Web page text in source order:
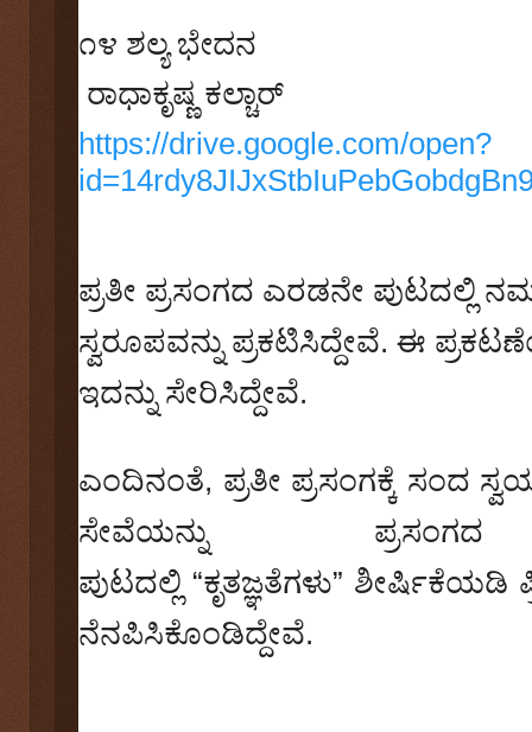
೧೪ ಶಲ್ಯ ಭೇದನ
ರಾಧಾಕೃಷ್ಣ ಕಲ್ಚಾರ್‌
https://drive.google.com/open?
ಪ್ರತೀ ಪ್ರಸಂಗದ ಎರಡನೇ ಪುಟದಲ್ಲಿ
ಸ್ವರೂಪವನ್ನು ಪ್ರಕಟಿಸಿದ್ದೇವೆ. ಈ
ಇದನ್ನು ಸೇರಿಸಿದ್ದೇವೆ.
ಎಂದಿನಂತೆ, ಪ್ರತೀ ಪ್ರಸಂಗಕ್ಕೆ ಸಂದ
ಸೇವೆಯನ್ನು
ಪುಟದಲ್ಲಿ “ಕೃತಜ್ಞತೆಗಳು” ಶೀರ್ಷಿಕೆಯಡಿ
ನೆನಪಿಸಿಕೊಂಡಿದ್ದೇವೆ.